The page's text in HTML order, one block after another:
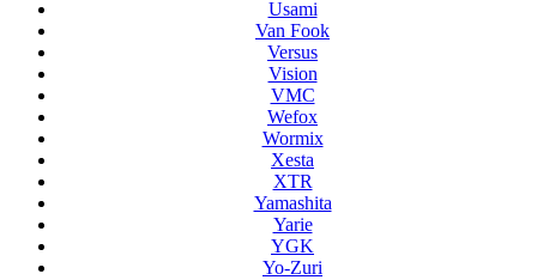
Usami
Van Fook
Versus
Vision
VMC
Wefox
Wormix
Xesta
XTR
Yamashita
Yarie
YGK
Yo-Zuri